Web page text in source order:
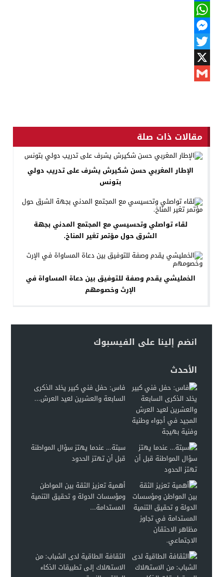
Facebook
WhatsApp
Messenger
Twitter
X
مقالات ذات صلة
الإطار المغربي حسن شكيرش يشرف على تدريب دولي
بتونس
لقاء تواصلي وتحسيسي مع المجتمع المدني بجهة
الشرق حول مؤتمر تغير المناخ.
الخمليشي يقدم وصفة للتوفيق بين دعاة المساواة في
الإرث وخصومهم
انضم إلينا على الفيسبوك
الأحدث
فاس: حفل فني كبير يخلد الذكرى
السابعة والعشرين لعيد العرش...
سبتة… عندما يهتز سؤال المواطنة
قبل أن تهتز الحدود
أهمية تعزيز الثقة بين المواطن
ومؤسسات الدولة و تحقيق التنمية
المستدامة...
الثقافة الطاقية لدى الشباب: من
الاستهلاك إلى تطبيقات الذكاء